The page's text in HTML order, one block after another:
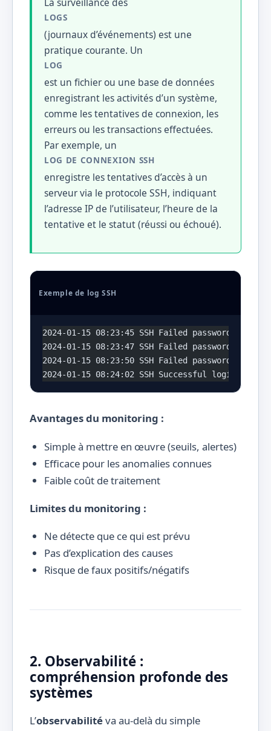
LOGS
(journaux d’événements) est une
pratique courante. Un
LOG
est un fichier ou une base de données
enregistrant les activités d’un système,
comme les tentatives de connexion, les
erreurs ou les transactions effectuées.
Par exemple, un
LOG DE CONNEXION SSH
enregistre les tentatives d’accès à un
serveur via le protocole SSH, indiquant
l’adresse IP de l’utilisateur, l’heure de la
tentative et le statut (réussi ou échoué).
Exemple de log SSH
2024-01-15 08:23:45 SSH Failed password for
2024-01-15 08:23:47 SSH Failed password for
2024-01-15 08:23:50 SSH Failed password for
2024-01-15 08:24:02 SSH Successful login for
Avantages du monitoring :
Simple à mettre en œuvre (seuils, alertes)
Efficace pour les anomalies connues
Faible coût de traitement
Limites du monitoring :
Ne détecte que ce qui est prévu
Pas d’explication des causes
Risque de faux positifs/négatifs
2. Observabilité :
compréhension profonde des
systèmes
L’observabilitéva au-delà du simple